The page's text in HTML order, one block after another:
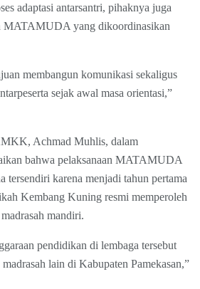
adaptasi antarsantri, pihaknya juga
MATAMUDA yang dikoordinasikan
membangun komunikasi sekaligus
sejak awal masa orientasi,”
Achmad Muhlis, dalam
bahwa pelaksanaan MATAMUDA
tersendiri karena menjadi tahun pertama
Kembang Kuning resmi memperoleh
mandiri.
pendidikan di lembaga tersebut
lain di Kabupaten Pamekasan,”